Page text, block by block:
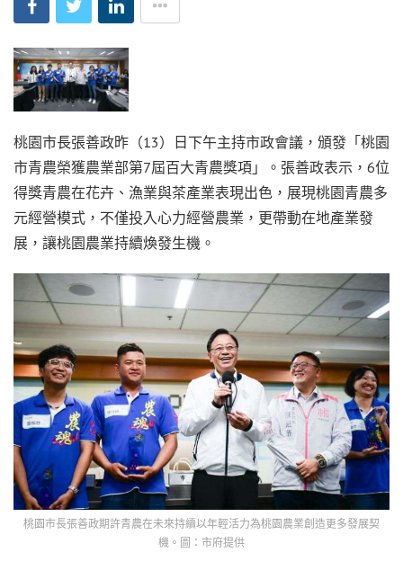
桃園市長張善政昨（13）日下午主持市政會議，頒發「桃園
市青農榮獲農業部第7屆百大青農獎項」。張善政表示，6位
得獎青農在花卉、漁業與茶產業表現出色，展現桃園青農多
元經營模式，不僅投入心力經營農業，更帶動在地產業發
展，讓桃園農業持續煥發生機。
桃園市長張善政期許青農在未來持續以年輕活力為桃園農業創造更多發展契
機。圖：市府提供